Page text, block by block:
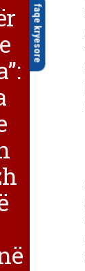
faqe kryesore